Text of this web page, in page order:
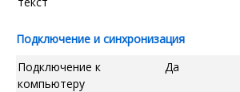
Подключение и синхронизация
Подключение к
компьютеру
Да